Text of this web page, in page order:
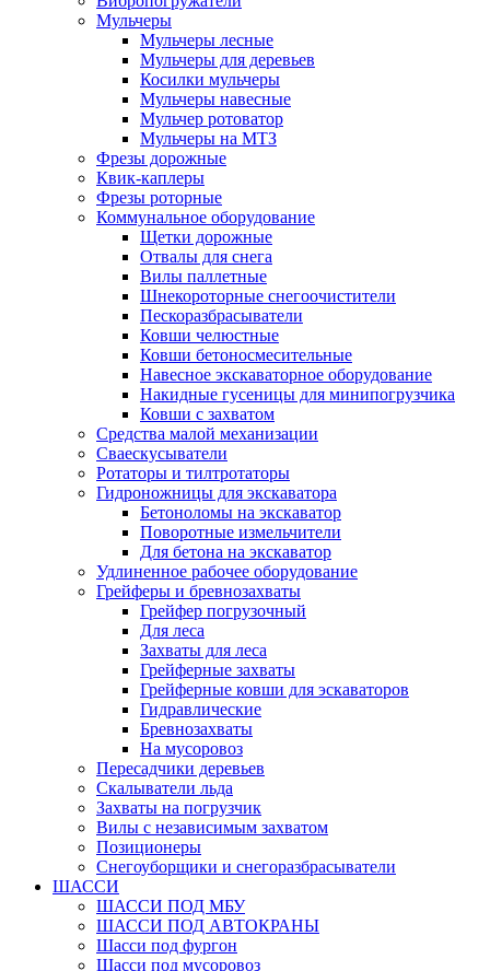
Мульчеры
Мульчеры лесные
Мульчеры для деревьев
Косилки мульчеры
Мульчеры навесные
Мульчер ротоватор
Мульчеры на МТЗ
Фрезы дорожные
Квик-каплеры
Фрезы роторные
Коммунальное оборудование
Щетки дорожные
Отвалы для снега
Вилы паллетные
Шнекороторные снегоочистители
Пескоразбрасыватели
Ковши челюстные
Ковши бетоносмесительные
Навесное экскаваторное оборудование
Накидные гусеницы для минипогрузчика
Ковши с захватом
Средства малой механизации
Cваескусыватели
Ротаторы и тилтротаторы
Гидроножницы для экскаватора
Бетоноломы на экскаватор
Поворотные измельчители
Для бетона на экскаватор
Удлиненное рабочее оборудование
Грейферы и бревнозахваты
Грейфер погрузочный
Для леса
Захваты для леса
Грейферные захваты
Грейферные ковши для эскаваторов
Гидравлические
Бревнозахваты
На мусоровоз
Пересадчики деревьев
Скалыватели льда
Захваты на погрузчик
Вилы с независимым захватом
Позиционеры
Снегоуборщики и снегоразбрасыватели
ШАССИ
ШАССИ ПОД МБУ
ШАССИ ПОД АВТОКРАНЫ
Шасси под фургон
Шасси под мусоровоз